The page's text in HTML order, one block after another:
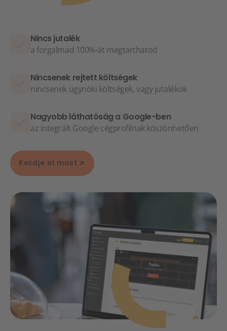
Nincs jutalék
a forgalmad 100%-át megtarthatod
Nincsenek rejtett költségek
nincsenek ügynöki költségek, vagy jutalékok
Nagyobb láthatóság a Google-ben
az integrált Google cégprofilnak köszönhetően
Kezdje el most